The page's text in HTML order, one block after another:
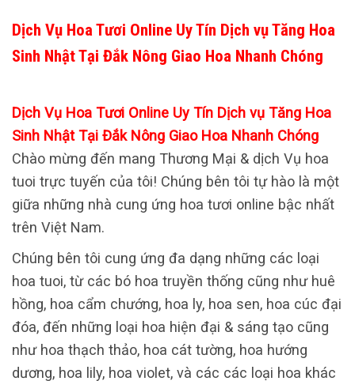
Dịch Vụ Hoa Tươi Online Uy Tín Dịch vụ Tăng Hoa
Sinh Nhật Tại Đắk Nông Giao Hoa Nhanh Chóng
Dịch Vụ Hoa Tươi Online Uy Tín Dịch vụ Tăng Hoa
Sinh Nhật Tại Đắk Nông Giao Hoa Nhanh Chóng
Chào mừng đến mang Thương Mại & dịch Vụ hoa
tuoi trực tuyến của tôi! Chúng bên tôi tự hào là một
giữa những nhà cung ứng hoa tươi online bậc nhất
trên Việt Nam.
Chúng bên tôi cung ứng đa dạng những các loại
hoa tuoi, từ các bó hoa truyền thống cũng như huê
hồng, hoa cẩm chướng, hoa ly, hoa sen, hoa cúc đại
đóa, đến những loại hoa hiện đại & sáng tạo cũng
như hoa thạch thảo, hoa cát tường, hoa hướng
dương, hoa lily, hoa violet, và các các loại hoa khác